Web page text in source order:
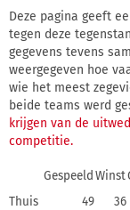
Deze pagina geeft
tegen deze
gegevens tevens
weergegeven hoe
wie het meest
beide teams werd
krijgen van de
competitie.
Gespeeld Winst
Thuis
49 36